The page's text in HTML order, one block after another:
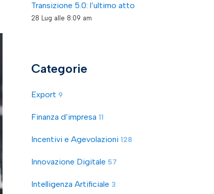
Transizione 5.0: l’ultimo atto
28 Lug alle 8:09 am
Categorie
Export 9
Finanza d’impresa 11
Incentivi e Agevolazioni 128
Innovazione Digitale 57
Intelligenza Artificiale 3